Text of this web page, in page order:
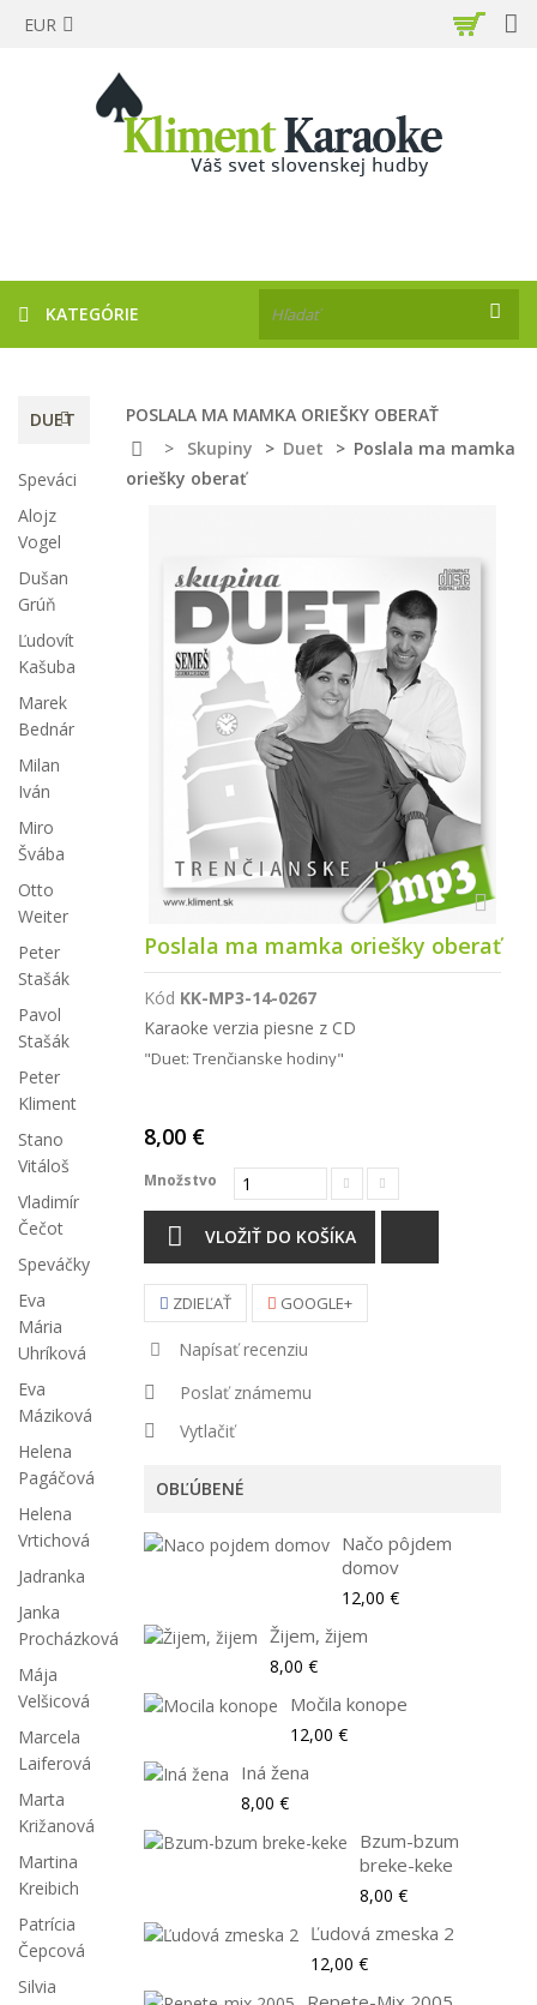
EUR
KATEGÓRIE
DUET
Speváci
Alojz
Vogel
Dušan
Grúň
Ľudovít
Kašuba
Marek
Bednár
Milan
Iván
Miro
Švába
Otto
Weiter
Peter
Stašák
Pavol
Stašák
Peter
Kliment
Stano
Vitáloš
Vladimír
Čečot
Speváčky
Eva
Mária
Uhríková
Eva
Máziková
Helena
Pagáčová
Helena
Vrtichová
Jadranka
Janka
Procházková
Mája
Velšicová
Marcela
Laiferová
Marta
Križanová
Martina
Kreibich
Patrícia
Čepcová
Silvia
POSLALA MA MAMKA ORIEŠKY OBERAŤ
>
Skupiny > Duet > Poslala ma mamka
oriešky oberať
Poslala ma mamka oriešky oberať
Kód KK-MP3-14-0267
Karaoke verzia piesne z CD
"Duet: Trenčianske hodiny"
8,00 €
Množstvo
VLOŽIŤ DO KOŠÍKA
ZDIEĽAŤ GOOGLE+
Napísať recenziu
Poslať známemu
Vytlačiť
OBĽÚBENÉ
Načo pôjdem
domov
12,00 €
Žijem, žijem
8,00 €
Močila konope
12,00 €
Iná žena
8,00 €
Bzum-bzum
breke-keke
8,00 €
Ľudová zmeska 2
12,00 €